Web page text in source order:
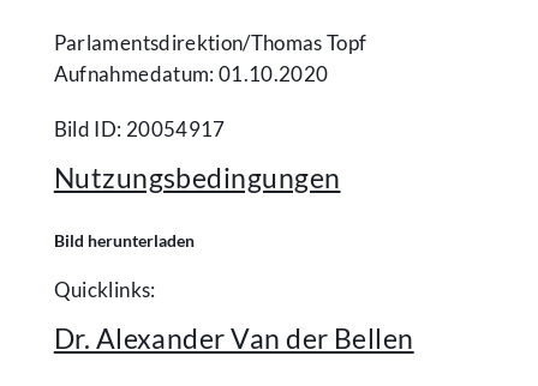
Parlamentsdirektion/​Thomas Topf
Aufnahmedatum: 01.10.2020
Bild ID: 20054917
Nutzungsbedingungen
Bild herunterladen
Quicklinks:
Dr. Alexander Van der Bellen